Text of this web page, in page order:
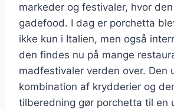
markeder og festivaler, hvor
gadefood. I dag er porchetta
ikke kun i Italien, men også
den findes nu på mange
madfestivaler verden over. Den
kombination af krydderier og
tilberedning gør porchetta til en